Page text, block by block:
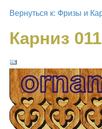
Вернуться к: Фризы и
Карниз